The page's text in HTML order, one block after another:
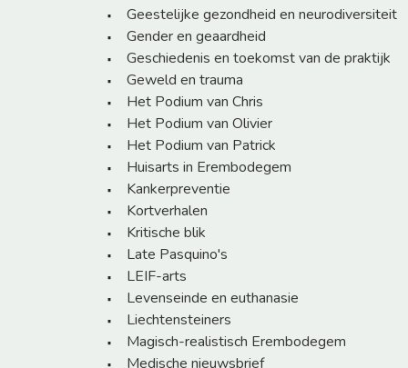
Geestelijke gezondheid en neurodiversiteit
Gender en geaardheid
Geschiedenis en toekomst van de praktijk
Geweld en trauma
Het Podium van Chris
Het Podium van Olivier
Het Podium van Patrick
Huisarts in Erembodegem
Kankerpreventie
Kortverhalen
Kritische blik
Late Pasquino's
LEIF-arts
Levenseinde en euthanasie
Liechtensteiners
Magisch-realistisch Erembodegem
Medische nieuwsbrief